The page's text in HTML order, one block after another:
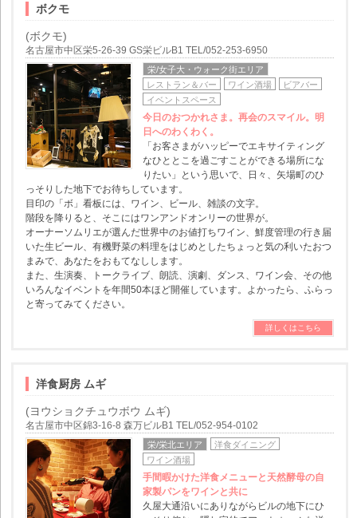
ボクモ
(ボクモ)
名古屋市中区栄5-26-39 GS栄ビルB1 TEL/052-253-6950
栄/女子大・ウォーク街エリア
レストラン＆バー
ワイン酒場
ビアバー
イベントスペース
今日のおつかれさま。再会のスマイル。明
日へのわくわく。
「お客さまがハッピーでエキサイティング
なひととこを過ごすことができる場所にな
りたい」という思いで、日々、矢場町のひ
っそりした地下でお待ちしています。
目印の「ボ」看板には、ワイン、ビール、雑談の文字。
階段を降りると、そこにはワンアンドオンリーの世界が。
オーナーソムリエが選んだ世界中のお値打ちワイン、鮮度管理の行き届
いた生ビール、有機野菜の料理をはじめとしたちょっと気の利いたおつ
まみで、あなたをおもてなしします。
また、生演奏、トークライブ、朗読、演劇、ダンス、ワイン会、その他
いろんなイベントを年間50本ほど開催しています。よかったら、ふらっ
と寄ってみてください。
詳しくはこちら
洋食厨房 ムギ
(ヨウショクチュウボウ ムギ)
名古屋市中区錦3-16-8 森万ビルB1 TEL/052-954-0102
栄/栄北エリア
洋食ダイニング
ワイン酒場
手間暇かけた洋食メニューと天然酵母の自
家製パンをワインと共に
久屋大通沿いにありながらビルの地下にひ